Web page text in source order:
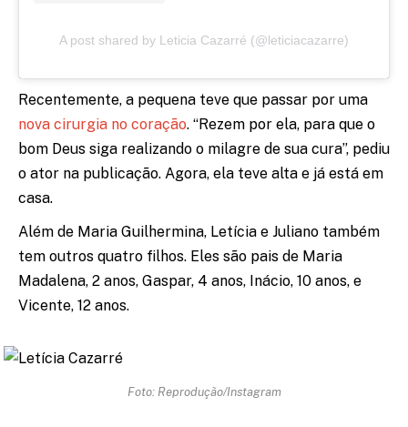
A post shared by Leticia Cazarré (@leticiacazarre)
Recentemente, a pequena teve que passar por uma
nova cirurgia no coração. “Rezem por ela, para que o
bom Deus siga realizando o milagre de sua cura”, pediu
o ator na publicação. Agora, ela teve alta e já está em
casa.
Além de Maria Guilhermina, Letícia e Juliano também
tem outros quatro filhos. Eles são pais de Maria
Madalena, 2 anos, Gaspar, 4 anos, Inácio, 10 anos, e
Vicente, 12 anos.
Foto: Reprodução/Instagram